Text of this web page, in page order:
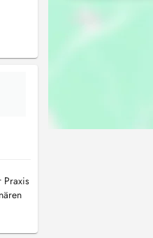
Praxis